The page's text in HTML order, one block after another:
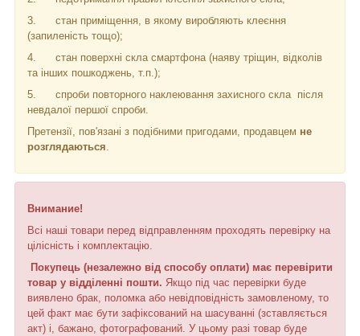
3.
стан приміщення, в якому виробляють клеєння
(запиленість тощо);
4.
стан поверхні скла смартфона (наяву тріщин, відколів
та інших пошкоджень, т.п.);
5.
спроби повторного наклеювання захисного скла після
невдалої першої спроби.
Претензії, пов'язані з подібними пригодами, продавцем не
розглядаються.
Внимание!
Всі наші товари перед відправленням проходять перевірку на
цілісність і комплектацію.
Покупець (незалежно від способу оплати) має перевірити
товар у відділенні пошти. Якщо під час перевірки буде
виявлено брак, поломка або невідповідність замовленому, то
цей факт має бути зафіксований на шасуванні (зставляється
акт) і, бажано, фотографований. У цьому разі товар буде